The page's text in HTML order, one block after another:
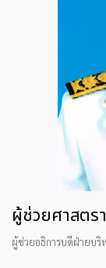
ผู้ช่วยศาสตร
ผู้ช่วยอธิการบดีฝ่ายบริ